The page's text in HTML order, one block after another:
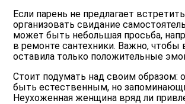
Если парень не предлагает
организовать свидание
может быть небольшая просьба,
в ремонте сантехники. Важно, чтобы
оставила только положительные
Стоит подумать над своим образом:
быть естественным, но
Неухоженная женщина вряд ли